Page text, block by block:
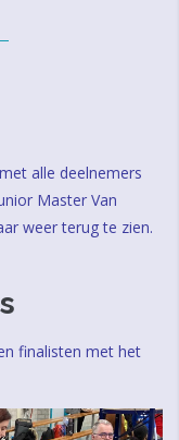
alle deelnemers
Master Van
weer terug te zien.
finalisten met het